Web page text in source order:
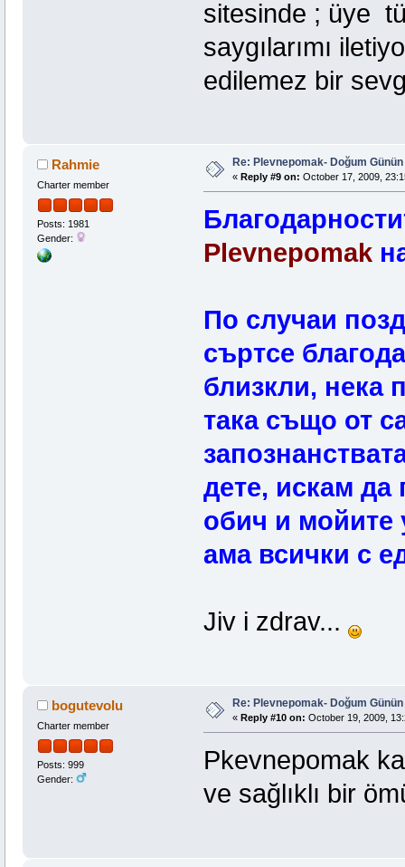
sitesinde ; üye
saygılarımı
edilemez bir
Rahmie
Charter member
Posts: 1981
Gender:
Re: Plevnepomak- Doğum
« Reply #9 on: October 17, 2009,
Plevnepomak
По случаи
съртсе
близкли, нека
така също от
дете, искам
обич и мойите
ама всички с
Jiv i zdrav...
bogutevolu
Charter member
Posts: 999
Gender:
Re: Plevnepomak- Doğum
« Reply #10 on: October 19, 2009,
Pkevnepomak
ve sağlıklı bir